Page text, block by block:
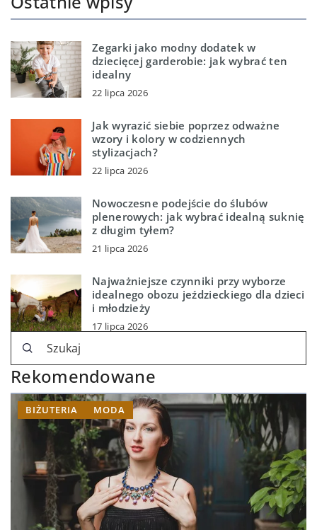
Zegarki jako modny dodatek w
dziecięcej garderobie: jak wybrać ten
idealny
22 lipca 2026
Jak wyrazić siebie poprzez odważne
wzory i kolory w codziennych
stylizacjach?
22 lipca 2026
Nowoczesne podejście do ślubów
plenerowych: jak wybrać idealną suknię
z długim tyłem?
21 lipca 2026
Najważniejsze czynniki przy wyborze
idealnego obozu jeździeckiego dla dzieci
i młodzieży
17 lipca 2026
Rekomendowane
BIŻUTERIA MODA